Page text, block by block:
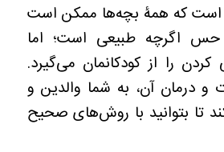
که همۀ بچه‌ها ممکن است
حس اگرچه طبیعی است؛ اما
را از کودکانمان می‌گیرد.
درمان آن، به شما والدین و
تا بتوانید با روش‌های صحیح